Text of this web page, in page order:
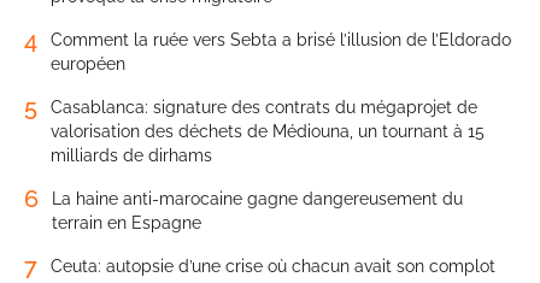
4
Comment la ruée vers Sebta a brisé l’illusion de l’Eldorado
européen
5
Casablanca: signature des contrats du mégaprojet de
valorisation des déchets de Médiouna, un tournant à 15
milliards de dirhams
6
La haine anti-marocaine gagne dangereusement du
terrain en Espagne
7 Ceuta: autopsie d’une crise où chacun avait son complot